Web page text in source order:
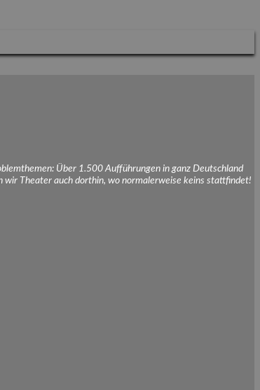
Über 1.500 Aufführungen in ganz Deutschland
Theater auch dorthin, wo normalerweise keins stattfindet!